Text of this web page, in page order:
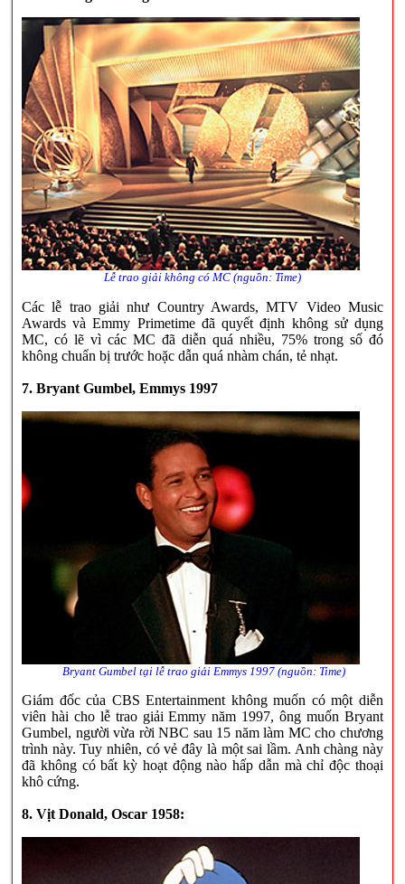
Lễ trao giải không có MC (nguồn: Time)
Các lễ trao giải như Country Awards, MTV Video Music
Awards và Emmy Primetime đã quyết định không sử dụng
MC, có lẽ vì các MC đã diễn quá nhiều, 75% trong số đó
không chuẩn bị trước hoặc dẫn quá nhàm chán, tẻ nhạt.
7. Bryant Gumbel, Emmys 1997
Bryant Gumbel tại lễ trao giải Emmys 1997 (nguồn: Time)
Giám đốc của CBS Entertainment không muốn có một diễn
viên hài cho lễ trao giải Emmy năm 1997, ông muốn Bryant
Gumbel, người vừa rời NBC sau 15 năm làm MC cho chương
trình này. Tuy nhiên, có vẻ đây là một sai lầm. Anh chàng này
đã không có bất kỳ hoạt động nào hấp dẫn mà chỉ độc thoại
khô cứng.
8. Vịt Donald, Oscar 1958: